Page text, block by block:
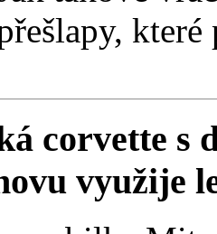
corvette s
využije